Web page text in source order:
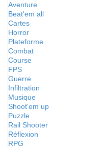
Aventure
Beat'em all
Cartes
Horror
Plateforme
Combat
Course
FPS
Guerre
Infiltration
Musique
Shoot'em up
Puzzle
Rail Shooter
Réflexion
RPG